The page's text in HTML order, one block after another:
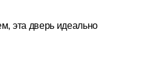
эта дверь идеально